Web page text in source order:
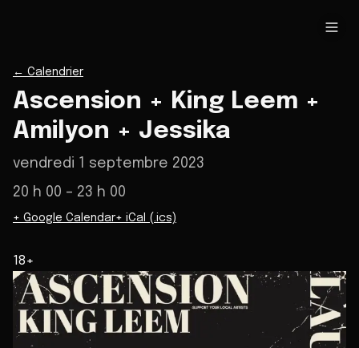
← Calendrier
Ascension + King Leem +
Amilyon + Jessika
vendredi 1 septembre 2023
20 h 00 – 23 h 00
+ Google Calendar+ iCal (.ics)
18+